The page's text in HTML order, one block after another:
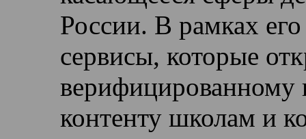
России. В рамках
сервисы, которые
верифицированному
контенту школам и